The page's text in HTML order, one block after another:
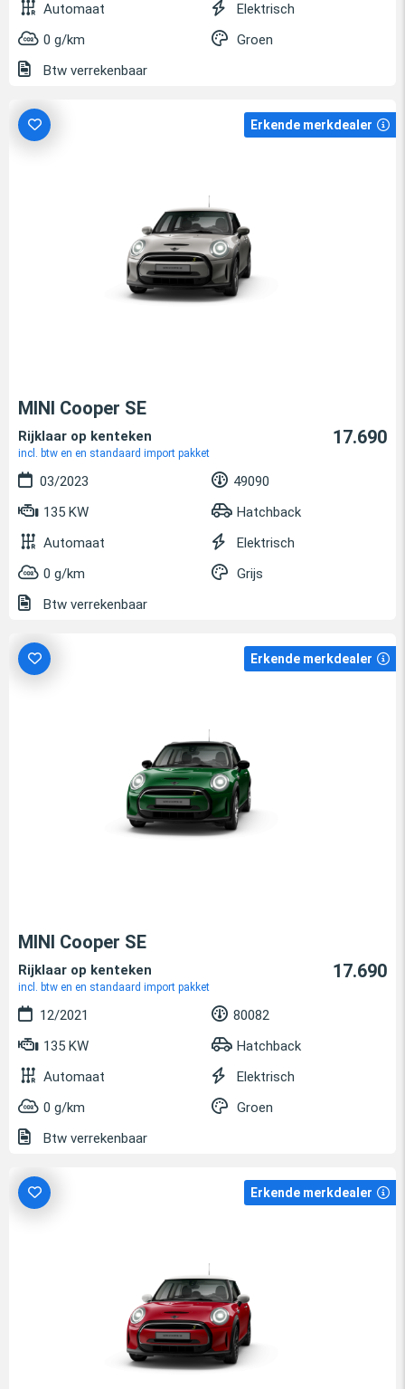
Automaat
Elektrisch
0 g/km
Groen
Btw verrekenbaar
Erkende merkdealer
MINI Cooper SE
Rijklaar op kenteken
incl. btw en en standaard import pakket
17.690
03/2023
49090
135 KW
Hatchback
Automaat
Elektrisch
0 g/km
Grijs
Btw verrekenbaar
Erkende merkdealer
MINI Cooper SE
Rijklaar op kenteken
incl. btw en en standaard import pakket
17.690
12/2021
80082
135 KW
Hatchback
Automaat
Elektrisch
0 g/km
Groen
Btw verrekenbaar
Erkende merkdealer